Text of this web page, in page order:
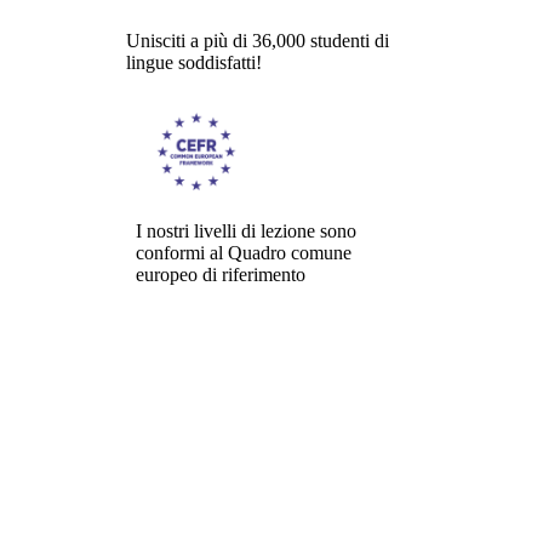
Unisciti a più di 36,000 studenti di
lingue soddisfatti!
I nostri livelli di lezione sono
conformi al Quadro comune
europeo di riferimento